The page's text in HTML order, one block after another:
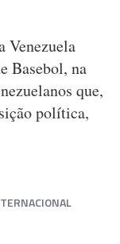
Venezuela
Basebol, na
que,
política,